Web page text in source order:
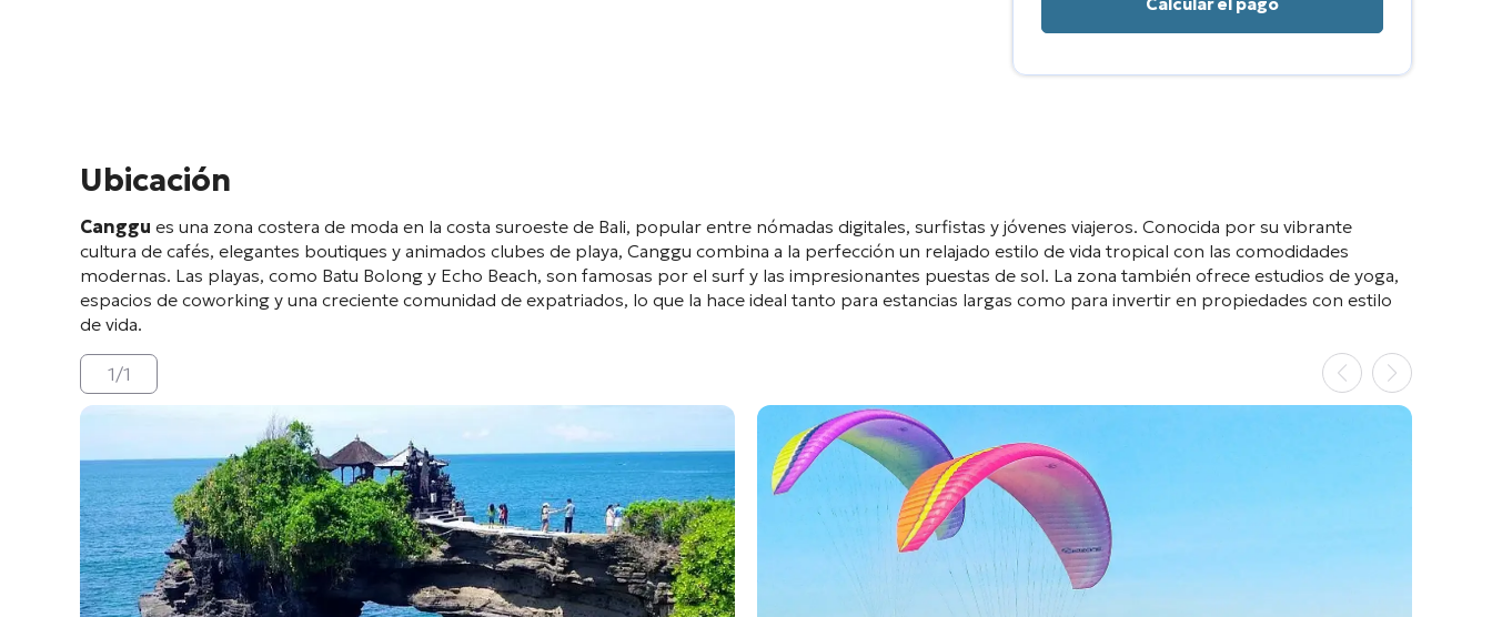
Ubicación
Canggu es una zona costera de moda en la costa suroeste de Bali, popular entre nómadas digitales, surfistas y jóvenes viajeros. Conocida por su vibrante
cultura de cafés, elegantes boutiques y animados clubes de playa, Canggu combina a la perfección un relajado estilo de vida tropical con las comodidades
modernas. Las playas, como Batu Bolong y Echo Beach, son famosas por el surf y las impresionantes puestas de sol. La zona también ofrece estudios de yoga,
espacios de coworking y una creciente comunidad de expatriados, lo que la hace ideal tanto para estancias largas como para invertir en propiedades con estilo
de vida.
1/1